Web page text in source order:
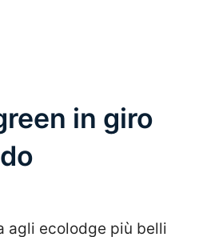
in giro
agli ecolodge più belli